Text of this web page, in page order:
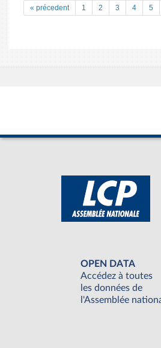
« précedent 1 2 3 4 5
OPEN DATA
Accédez à toutes
les données de
l'Assemblée